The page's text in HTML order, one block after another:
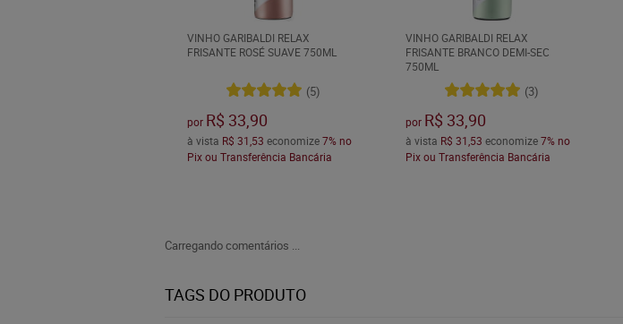
VINHO GARIBALDI RELAX
FRISANTE ROSÉ SUAVE 750ML
(5)
por R$ 33,90
à vista R$ 31,53 economize7% no
Pix ou Transferência Bancária
VINHO GARIBALDI RELAX
FRISANTE BRANCO DEMI-SEC
750ML
(3)
por R$ 33,90
à vista R$ 31,53 economize7% no
Pix ou Transferência Bancária
Carregando comentários ...
TAGS DO PRODUTO